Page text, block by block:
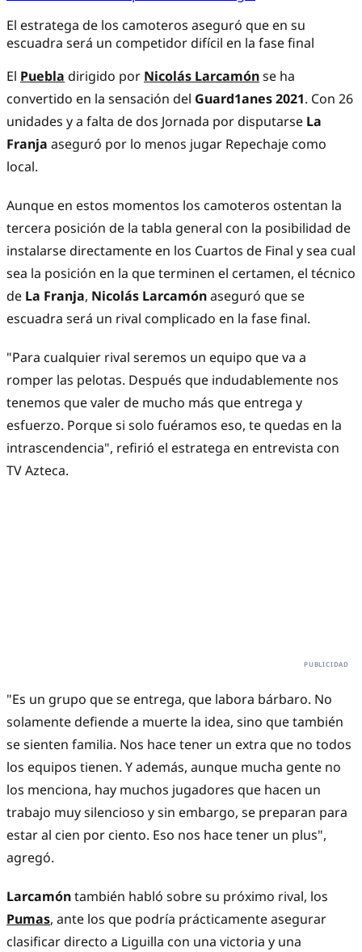
El estratega de los camoteros aseguró que en su
escuadra será un competidor difícil en la fase final
El Puebla dirigido por Nicolás Larcamónse ha
convertido en la sensación del Guard1anes 2021. Con 26
unidades y a falta de dos Jornada por disputarse La
Franja aseguró por lo menos jugar Repechaje como
local.
Aunque en estos momentos los camoteros ostentan la
tercera posición de la tabla general con la posibilidad de
instalarse directamente en los Cuartos de Final y sea cual
sea la posición en la que terminen el certamen, el técnico
de La Franja, Nicolás Larcamónaseguró que se
escuadra será un rival complicado en la fase final.
"Para cualquier rival seremos un equipo que va a
romper las pelotas. Después que indudablemente nos
tenemos que valer de mucho más que entrega y
esfuerzo. Porque si solo fuéramos eso, te quedas en la
intrascendencia", refirió el estratega en entrevista con
TV Azteca.
"Es un grupo que se entrega, que labora bárbaro. No
solamente defiende a muerte la idea, sino que también
se sienten familia. Nos hace tener un extra que no todos
los equipos tienen. Y además, aunque mucha gente no
los menciona, hay muchos jugadores que hacen un
trabajo muy silencioso y sin embargo, se preparan para
estar al cien por ciento. Eso nos hace tener un plus",
agregó.
Larcamóntambién habló sobre su próximo rival, los
Pumas, ante los que podría prácticamente asegurar
clasificar directo a Liguilla con una victoria y una